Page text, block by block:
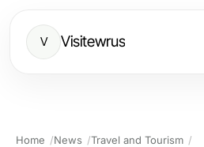
V Visitewrus
Home News
Travel and Tourism